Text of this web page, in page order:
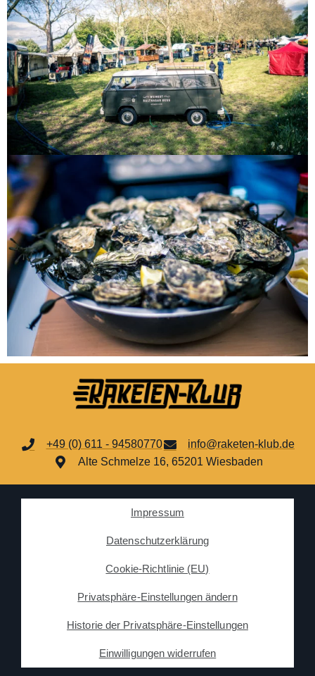
+49 (0) 611 - 94580770
info@raketen-klub.de
Alte Schmelze 16, 65201 Wiesbaden
Impressum
Datenschutzerklärung
Cookie-Richtlinie (EU)
Privatsphäre-Einstellungen ändern
Historie der Privatsphäre-Einstellungen
Einwilligungen widerrufen